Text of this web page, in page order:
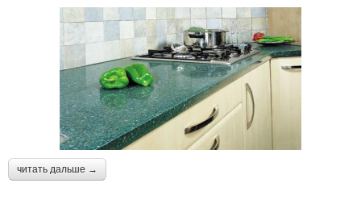
читать дальше →